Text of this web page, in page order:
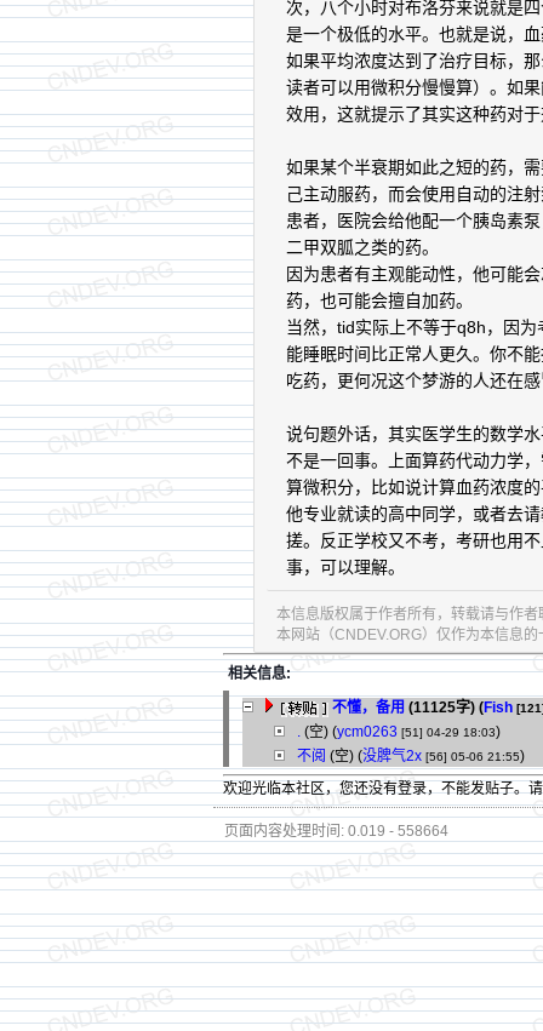
次，八个小时对布洛芬来说就是
是一个极低的水平。也就是说，
如果平均浓度达到了治疗目标，
读者可以用微积分慢慢算）。如
效用，这就提示了其实这种药对
如果某个半衰期如此之短的药，
己主动服药，而会使用自动的注
患者，医院会给他配一个胰岛素
二甲双胍之类的药。
因为患者有主观能动性，他可能
药，也可能会擅自加药。
当然，tid实际上不等于q8h，因
能睡眠时间比正常人更久。你不
吃药，更何况这个梦游的人还在
说句题外话，其实医学生的数学
不是一回事。上面算药代动力学
算微积分，比如说计算血药浓度
他专业就读的高中同学，或者去
搓。反正学校又不考，考研也用
事，可以理解。
本信息版权属于作者所有，转载请与作
本网站（CNDEV.ORG）仅作为本信息
相关信息:
不懂，备用 (11125字) (Fish
. (空) (ycm0263 [51] 04-29 18:03)
不阅 (空) (没脾气2x [56] 05-06 21:55)
欢迎光临本社区，您还没有登录，不能发贴子。
页面内容处理时间: 0.019 - 558664